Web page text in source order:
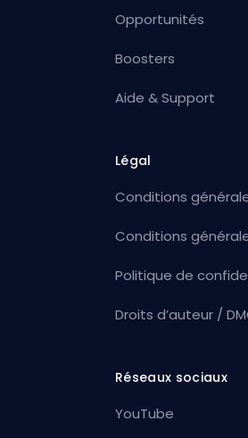
Opportunités
Boosters
Aide & Support
Légal
Conditions
Conditions
Politique de
Droits d’auteur /
Réseaux sociaux
YouTube